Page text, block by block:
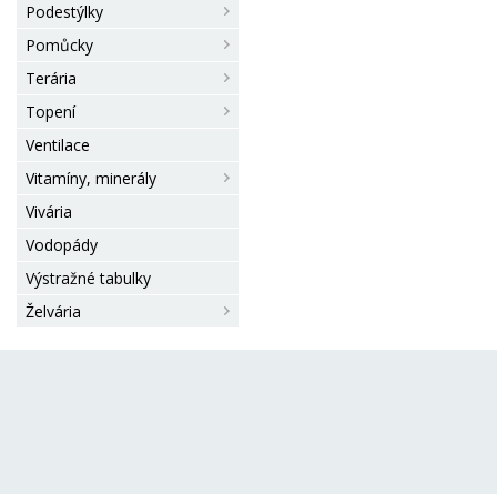
Podestýlky
Pomůcky
Terária
Topení
Ventilace
Vitamíny, minerály
Vivária
Vodopády
Výstražné tabulky
Želvária